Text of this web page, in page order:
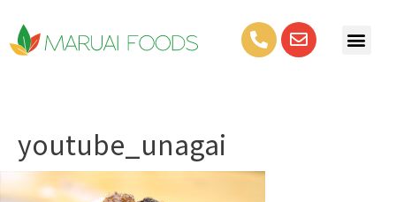
youtube_unagai